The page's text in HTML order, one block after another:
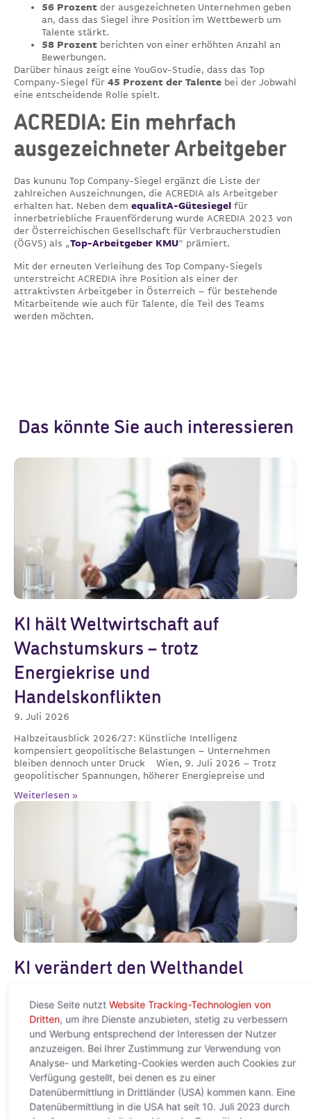
56 Prozent der ausgezeichneten Unternehmen geben
an, dass das Siegel ihre Position im Wettbewerb um
Talente stärkt.
58 Prozent berichten von einer erhöhten Anzahl an
Bewerbungen.
Darüber hinaus zeigt eine YouGov-Studie, dass das Top
Company-Siegel für 45 Prozent der Talente bei der Jobwahl
eine entscheidende Rolle spielt.
ACREDIA: Ein mehrfach
ausgezeichneter Arbeitgeber
Das kununu Top Company-Siegel ergänzt die Liste der
zahlreichen Auszeichnungen, die ACREDIA als Arbeitgeber
erhalten hat. Neben dem equalitA-Gütesiegel für
innerbetriebliche Frauenförderung wurde ACREDIA 2023 von
der Österreichischen Gesellschaft für Verbraucherstudien
(ÖGVS) als „Top-Arbeitgeber KMU“ prämiert.
Mit der erneuten Verleihung des Top Company-Siegels
unterstreicht ACREDIA ihre Position als einer der
attraktivsten Arbeitgeber in Österreich – für bestehende
Mitarbeitende wie auch für Talente, die Teil des Teams
werden möchten.
Das könnte Sie auch interessieren
KI hält Weltwirtschaft auf
Wachstumskurs – trotz
Energiekrise und
Handelskonflikten
9. Juli 2026
Halbzeitausblick 2026/27: Künstliche Intelligenz
kompensiert geopolitische Belastungen – Unternehmen
bleiben dennoch unter Druck Wien, 9. Juli 2026 – Trotz
geopolitischer Spannungen, höherer Energiepreise und
Weiterlesen »
KI verändert den Welthandel
digitale Abhängigkeit
22. Mai 2026
Neue Studie von ACREDIA und Allianz Trade zeigt: Der globale
AI-Boom verschiebt Macht, Infrastruktur und Wertschöpfung
Wien, 22. Mai 2026 – Künstliche Intelligenz entwickelt sich
rasant zu
Weiterlesen »
Diese Seite nutzt Website Tracking-Technologien von
Dritten, um ihre Dienste anzubieten, stetig zu verbessern
und Werbung entsprechend der Interessen der Nutzer
anzuzeigen. Bei Ihrer Zustimmung zur Verwendung von
Analyse- und Marketing-Cookies werden auch Cookies zur
Verfügung gestellt, bei denen es zu einer
Datenübermittlung in Drittländer (USA) kommen kann. Eine
Datenübermittlung in die USA hat seit 10. Juli 2023 durch